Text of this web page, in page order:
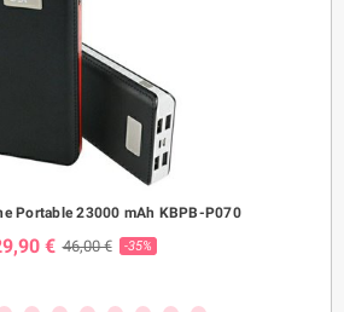
Portable 23000 mAh KBPB-P070
€ 46,00 € -35%